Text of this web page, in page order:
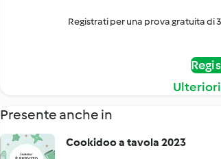
Registrati per una prova gratuita
Presente anche in
Cookidoo a tavola 2023